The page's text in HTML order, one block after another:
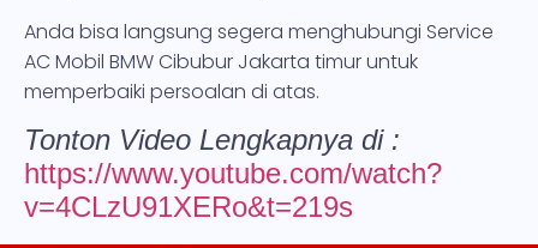
Anda bisa langsung segera menghubungi Service
AC Mobil BMW Cibubur Jakarta timur untuk
memperbaiki persoalan di atas.
Tonton Video Lengkapnya di :
https://www.youtube.com/watch?
v=4CLzU91XERo&t=219s